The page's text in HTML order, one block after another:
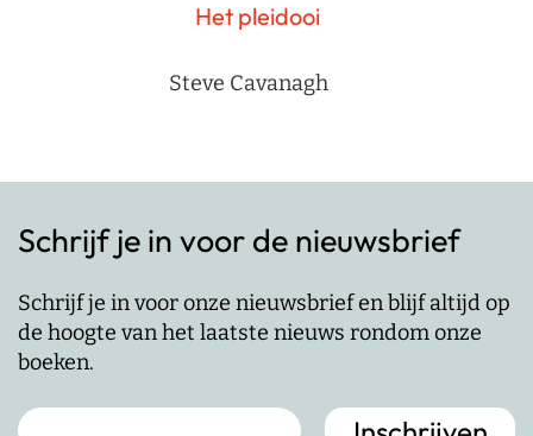
Het pleidooi
Steve Cavanagh
Schrijf je in voor de nieuwsbrief
Schrijf je in voor onze nieuwsbrief en blijf altijd op
de hoogte van het laatste nieuws rondom onze
boeken.